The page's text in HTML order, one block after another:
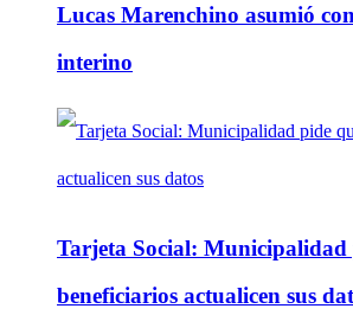
Lucas Marenchino asumió
interino
Tarjeta Social: Municipalidad
beneficiarios actualicen sus